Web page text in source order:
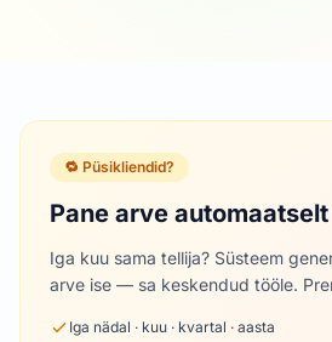
🔁 Püsikliendid?
Pane arve
Iga kuu sama tellija? Süsteem
arve ise — sa keskendud tööle.
Iga nädal · kuu · kvartal · aasta